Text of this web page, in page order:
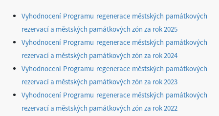
Vyhodnocení Programu regenerace městských památkových
rezervací a městských památkových zón za rok 2025
Vyhodnocení Programu regenerace městských památkových
rezervací a městských památkových zón za rok 2024
Vyhodnocení Programu regenerace městských památkových
rezervací a městských památkových zón za rok 2023
Vyhodnocení Programu regenerace městských památkových
rezervací a městských památkových zón za rok 2022